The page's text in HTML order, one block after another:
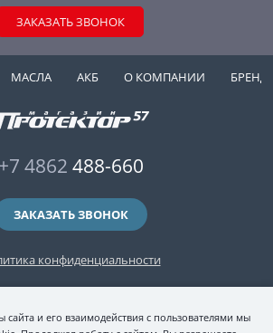
ЗАКАЗАТЬ ЗВОНОК
МАСЛА АКБ О КОМПАНИИ
конфиденциальности
+7 4862 488-660
ЗАКАЗАТЬ ЗВОНОК
"Протектор 57" — автомобильные шины
колесные диски, шиномонтаж и хранение шин.
и его взаимодействия с пользователями мы